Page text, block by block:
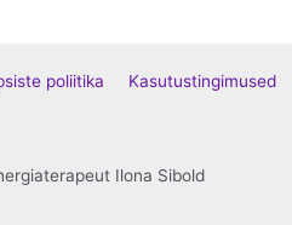
poliitika Kasutustingimused
Ilona Sibold